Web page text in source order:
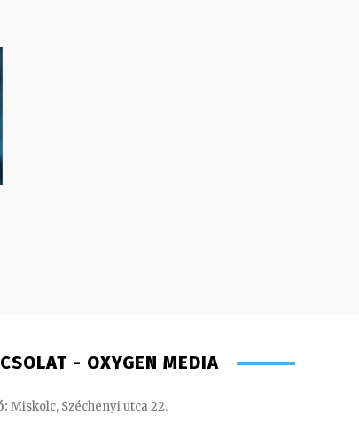
- OXYGEN MEDIA
Miskolc, Széchenyi utca 22.